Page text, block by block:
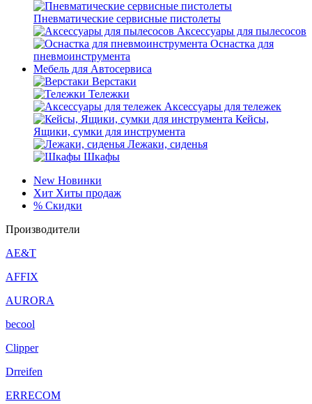
Пневматические сервисные пистолеты
Аксессуары для пылесосов
Оснастка для
пневмоинструмента
Мебель для Автосервиса
Верстаки
Тележки
Аксессуары для тележек
Кейсы,
Ящики, сумки для инструмента
Лежаки, сиденья
Шкафы
New Новинки
Хит Хиты продаж
% Скидки
Производители
AE&T
AFFIX
AURORA
becool
Clipper
Drreifen
ERRECOM